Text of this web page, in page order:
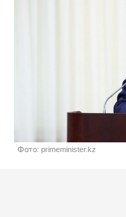
Фото: primeminister.kz